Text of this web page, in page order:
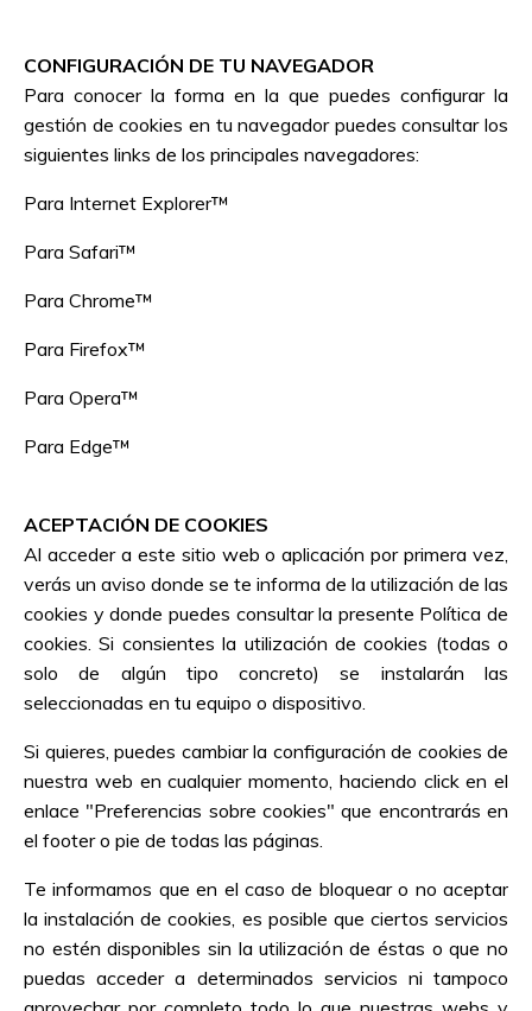
CONFIGURACIÓN DE TU NAVEGADOR
Para conocer la forma en la que puedes configurar la
gestión de cookies en tu navegador puedes consultar los
siguientes links de los principales navegadores:
Para Internet Explorer™
Para Safari™
Para Chrome™
Para Firefox™
Para Opera™
Para Edge™
ACEPTACIÓN DE COOKIES
Al acceder a este sitio web o aplicación por primera vez,
verás un aviso donde se te informa de la utilización de las
cookies y donde puedes consultar la presente Política de
cookies. Si consientes la utilización de cookies (todas o
solo de algún tipo concreto) se instalarán las
seleccionadas en tu equipo o dispositivo.
Si quieres, puedes cambiar la configuración de cookies de
nuestra web en cualquier momento, haciendo click en el
enlace "Preferencias sobre cookies" que encontrarás en
el footer o pie de todas las páginas.
Te informamos que en el caso de bloquear o no aceptar
la instalación de cookies, es posible que ciertos servicios
no estén disponibles sin la utilización de éstas o que no
puedas acceder a determinados servicios ni tampoco